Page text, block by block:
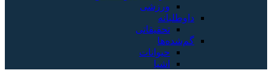
ورزشی
داوطلبانه
تحقیقاتی
گم‌شده‌ها
حیوانات
اشیا